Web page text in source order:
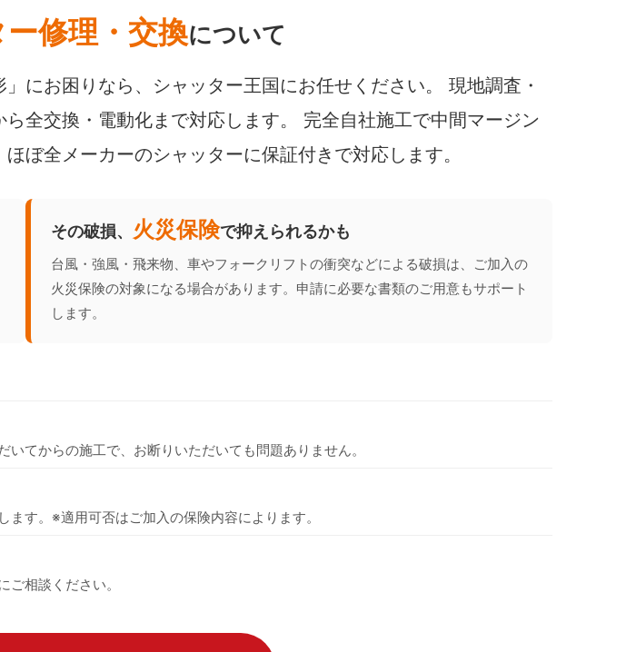
修理・交換について
にお困りなら、シャッター王国にお任せください。 現地調査・
全交換・電動化まで対応します。 完全自社施工で中間マージン
ぼ全メーカーのシャッターに保証付きで対応します。
その破損、 火災保険で抑えられるかも
台風・強風・飛来物、車やフォークリフトの衝突などによる破損は、ご加入の
火災保険の対象になる場合があります。申請に必要な書類のご用意もサポート
します。
てからの施工で、お断りいただいても問題ありません。
す。※適用可否はご加入の保険内容によります。
相談ください。